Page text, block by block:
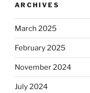
ARCHIVES
March 2025
February 2025
November 2024
July 2024